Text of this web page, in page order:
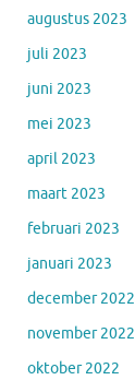
augustus 2023
juli 2023
juni 2023
mei 2023
april 2023
maart 2023
februari 2023
januari 2023
december 2022
november 2022
oktober 2022